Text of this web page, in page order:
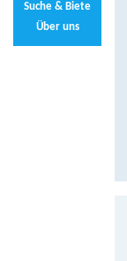
Suche & Biete
Über uns